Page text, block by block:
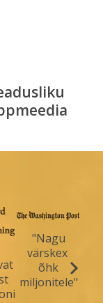
"Nagu
värskex
õhk
miljonitele"